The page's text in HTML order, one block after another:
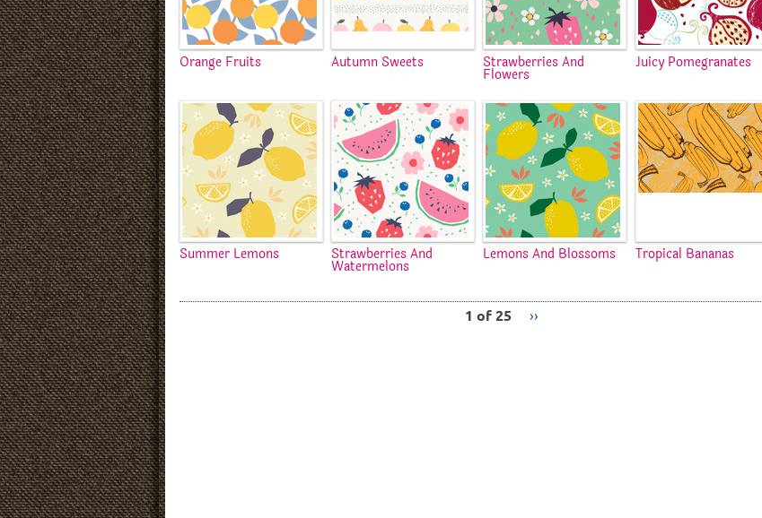
Orange Fruits Autumn Sweets Strawberries And
Flowers
Juicy Pomegranates
Summer Lemons Strawberries And
Watermelons
Lemons And Blossoms Tropical Bananas
1 of 25 ››